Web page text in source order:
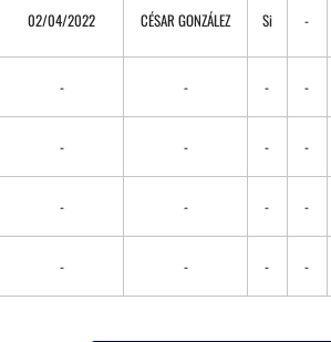
02/04/2022 CÉSAR GONZÁLEZ Si -
- - - -
- - - -
- - - -
- - - -